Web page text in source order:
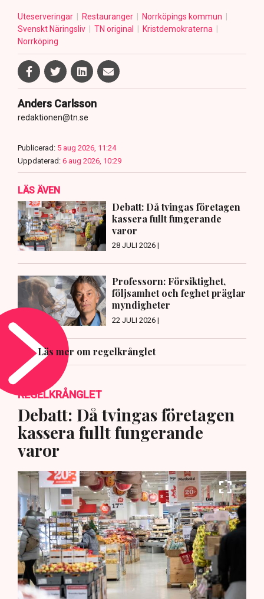
Uteserveringar Restauranger
Norrköpings kommun
Svenskt Näringsliv
TN original
Kristdemokraterna
Norrköping
Anders Carlsson
redaktionen@tn.se
Publicerad: 5 aug 2026, 11:24
Uppdaterad: 6 aug 2026, 10:29
LÄS ÄVEN
Debatt: Då tvingas företagen
kassera fullt fungerande
varor
28 JULI 2026 |
Professorn: Försiktighet,
följsamhet och feghet präglar
myndigheter
22 JULI 2026 |
Läs mer om regelkrånglet
REGELKRÅNGLET
Debatt: Då tvingas företagen
kassera fullt fungerande
varor